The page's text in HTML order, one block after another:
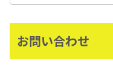
お問い合わせ